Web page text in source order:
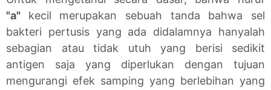
"a" kecil merupakan sebuah tanda bahwa sel
bakteri pertusis yang ada didalamnya hanyalah
sebagian atau tidak utuh yang berisi sedikit
antigen saja yang diperlukan dengan tujuan
mengurangi efek samping yang berlebihan yang